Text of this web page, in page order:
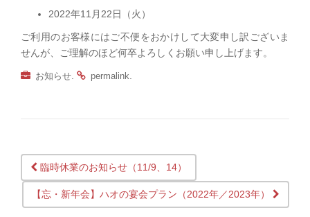
2022年11月22日（火）
ご利用のお客様にはご不便をおかけして大変申し訳ございま
せんが、ご理解のほど何卒よろしくお願い申し上げます。
お知らせ permalink
Post navigation
臨時休業のお知らせ（11/9、14）
【忘・新年会】ハオの宴会プラン（2022年／2023年）